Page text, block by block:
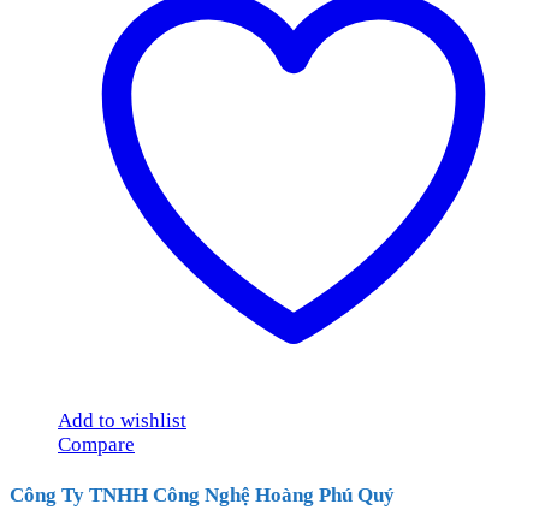
Add to wishlist
Compare
Công Ty TNHH Công Nghệ Hoàng Phú Quý